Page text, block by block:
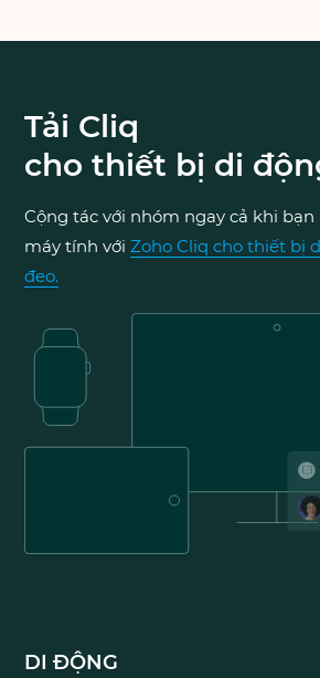
Tải Cliq
cho thiết bị di
Cộng tác với nhóm ngay cả khi
máy tính vớiZoho Cliq cho thiết bị
đeo.
DI ĐỘNG